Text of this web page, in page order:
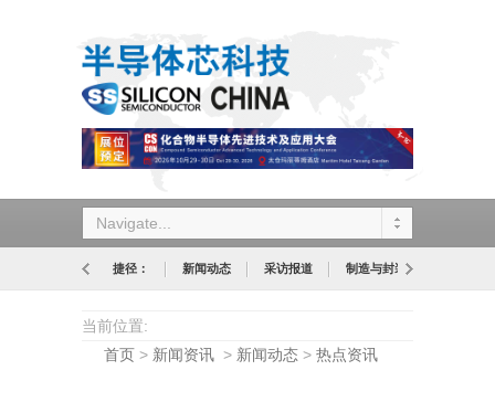
Navigate...
捷径： 新闻动态 采访报道 制造与封装
当前位置:
首页 > 新闻资讯 > 新闻动态 > 热点资讯